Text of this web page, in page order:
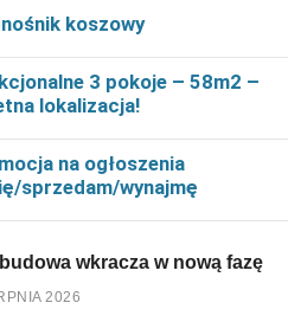
koszowy
3 pokoje – 58m2 –
lokalizacja!
na ogłoszenia
sprzedam/wynajmę
wkracza w nową fazę
2026